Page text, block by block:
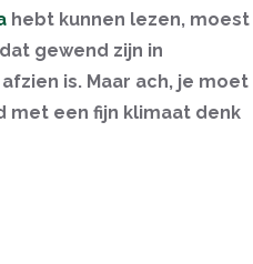
hebt kunnen lezen, moest
gewend zijn in
is. Maar ach, je moet
met een fijn klimaat denk